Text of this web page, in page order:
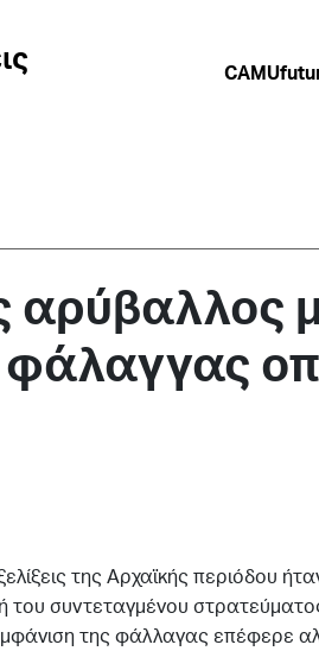
αρύβαλλος
της Αρχαϊκής περιόδου
του συντεταγμένου
της φάλλαγας επέφερε